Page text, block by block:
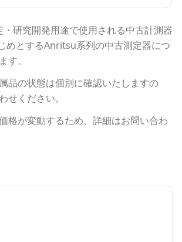
研究開発用途で使用される中古計測器
めとするAnritsu系列の中古測定器につ
。
品の状態は個別に確認いたしますの
ください。
格が変動するため、詳細はお問い合わ